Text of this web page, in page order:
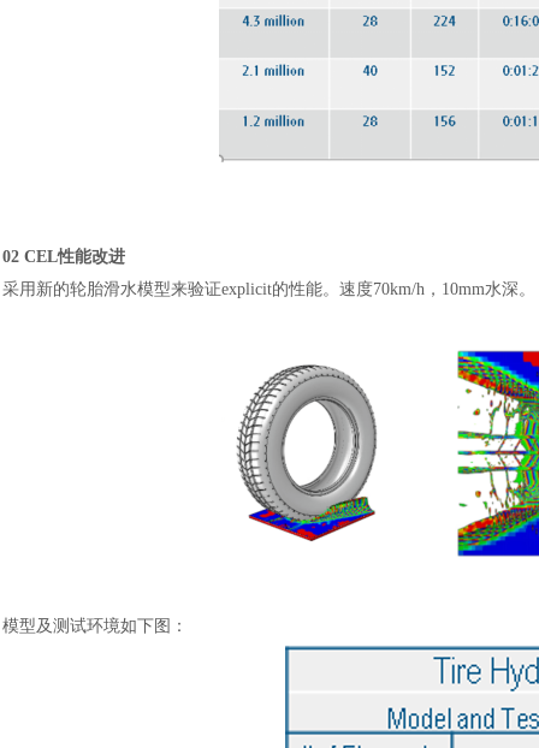
02 CEL性能改进
采用新的轮胎滑水模型来验证explicit的性能。速度70km/h，10mm水深。
模型及测试环境如下图：